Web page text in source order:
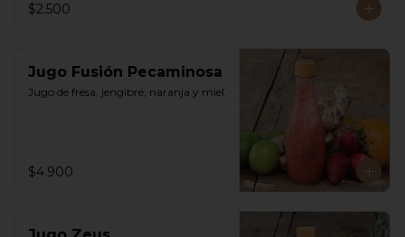
$2.500
Jugo Fusión Pecaminosa
Jugo de fresa, jengibre, naranja y miel.
$4.900